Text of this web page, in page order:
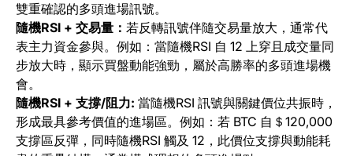
雙重確認的多頭進場訊號。
隨機RSI + 交易量： 若反轉訊號伴隨交易量放大，通常代
表主力資金參與。例如：當隨機RSI 自 12 上穿且成交量同
步放大時，顯示買盤動能強勁，屬於高勝率的多頭進場機
會。
隨機RSI + 支撐/阻力: 當隨機RSI 訊號與關鍵價位共振時，
形成最具參考價值的進場區。例如：若 BTC 自＄120,000
支撐區反彈，同時隨機RSI 觸及 12，此價位支撐與動能耗